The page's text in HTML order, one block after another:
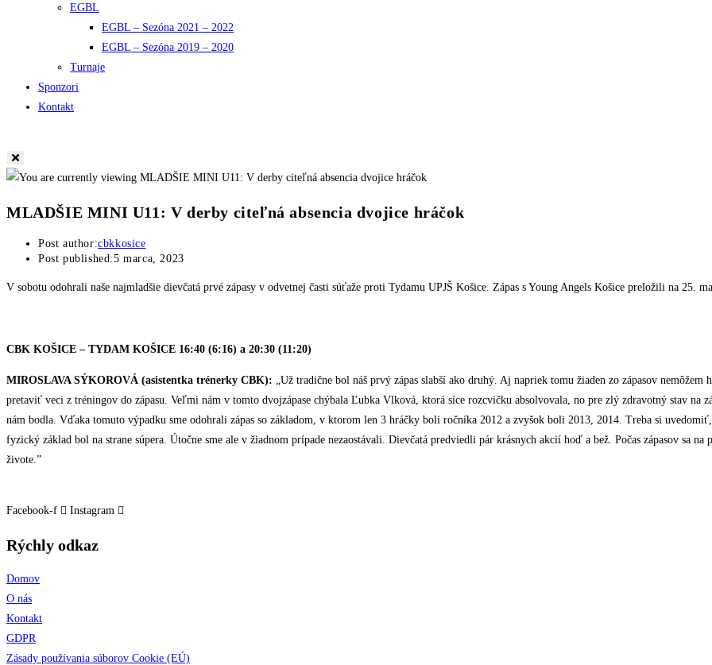
EGBL
EGBL – Sezóna 2021 – 2022
EGBL – Sezóna 2019 – 2020
Turnaje
Sponzori
Kontakt
MLADŠIE MINI U11: V derby citeľná absencia dvojice hráčok
Post author:cbkkosice
Post published:5 marca, 2023
V sobotu odohrali naše najmladšie dievčatá prvé zápasy v odvetnej časti súťaže proti Tydamu UPJŠ Košice. Zápas s Young Angels Košice preložili na 25.
CBK KOŠICE – TYDAM KOŠICE 16:40 (6:16) a 20:30 (11:20)
MIROSLAVA SÝKOROVÁ (asistentka trénerky CBK): „Už tradične bol náš prvý zápas slabší ako druhý. Aj napriek tomu žiaden zo zápasov
pretaviť veci z tréningov do zápasu. Veľmi nám v tomto dvojzápase chýbala Ľubka Vlková, ktorá síce rozcvičku absolvovala, no pre zlý zdravotný stav na
nám bodla. Vďaka tomuto výpadku sme odohrali zápas so základom, v ktorom len 3 hráčky boli ročníka 2012 a zvyšok boli 2013, 2014. Treba si
fyzický základ bol na strane súpera. Útočne sme ale v žiadnom prípade nezaostávali. Dievčatá predviedli pár krásnych akcií hoď a bež. Počas zápasov sa
živote.”
Facebook-f Instagram
Rýchly odkaz
Domov
O nás
Kontakt
GDPR
Zásady používania súborov Cookie (EÚ)